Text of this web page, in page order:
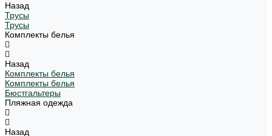
Назад
Трусы
Трусы
Комплекты белья
Назад
Комплекты белья
Комплекты белья
Бюстгальтеры
Пляжная одежда
Назад